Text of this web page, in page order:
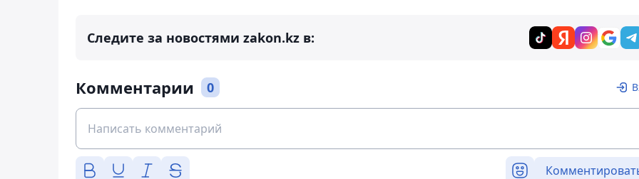
Следите за новостями zakon.kz в:
Комментарии 0